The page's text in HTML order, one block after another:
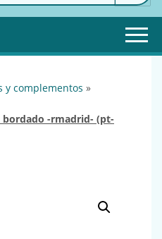
encontrar todo lo necesario
y complementos »